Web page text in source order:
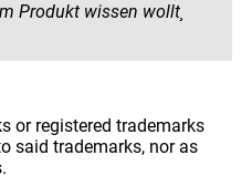
or registered trademarks
said trademarks, nor as